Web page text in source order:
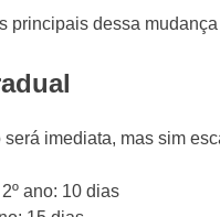
principais dessa
imediata, mas sim
2º ano: 10 dias